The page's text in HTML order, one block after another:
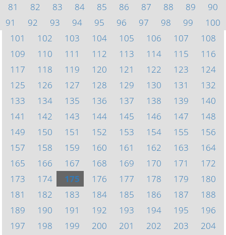
81
82 83 84 85 86 87 88 89
90
91
92 93 94 95 96 97 98 99
100
101
102 103 104 105 106 107
108
109
110 111 112 113 114 115
116
117
118 119 120 121 122 123
124
125
126 127 128 129 130 131
132
133
134 135 136 137 138 139
140
141
142 143 144 145 146 147
148
149
150 151 152 153 154 155
156
157
158 159 160 161 162 163
164
165
166 167 168 169 170 171
172
173
174 175 176 177 178 179
180
181
182 183 184 185 186 187
188
189
190 191 192 193 194 195
196
197
198 199 200 201 202 203
204